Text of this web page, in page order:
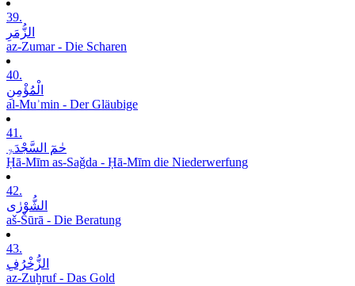
39.
الزُّمَرِ
az-Zumar - Die Scharen
40.
الْمُؤْمِنِ
al-Muʾmin - Der Gläubige
41.
حٰمٓ السَّجْدَۃِ
Ḥā-Mīm as-Saǧda - Ḥā-Mīm die Niederwerfung
42.
الشُّوْرٰی
aš-Šūrā - Die Beratung
43.
الزُّخْرُفِ
az-Zuḫruf - Das Gold